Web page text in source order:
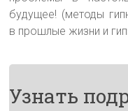
будущее! (методы
в прошлые жизни и
Узнать